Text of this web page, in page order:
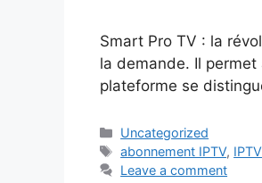
Smart Pro TV : la
la demande. Il
plateforme se
Categories
Uncategorized
Tags
abonnement IPTV,
Leave a comment